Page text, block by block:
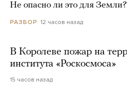
Не опасно ли это для Земли?
РАЗБОР 12 часов назад
В Королеве пожар на
института «Роскосмоса»
15 часов назад